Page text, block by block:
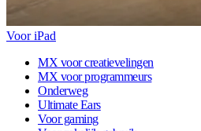
Voor iPad
MX voor creatievelingen
MX voor programmeurs
Onderweg
Ultimate Ears
Voor gaming